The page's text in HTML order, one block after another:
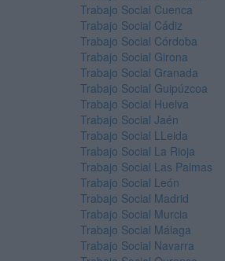
Trabajo Social Cuenca
Trabajo Social Cádiz
Trabajo Social Córdoba
Trabajo Social Girona
Trabajo Social Granada
Trabajo Social Guipúzcoa
Trabajo Social Huelva
Trabajo Social Jaén
Trabajo Social LLeida
Trabajo Social La Rioja
Trabajo Social Las Palmas
Trabajo Social León
Trabajo Social Madrid
Trabajo Social Murcia
Trabajo Social Málaga
Trabajo Social Navarra